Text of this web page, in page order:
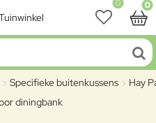
0 0
Specifieke buitenkussens Hay